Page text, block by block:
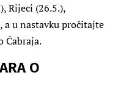
Rijeci (26.5.),
a u nastavku pročitajte
Čabraja.
O